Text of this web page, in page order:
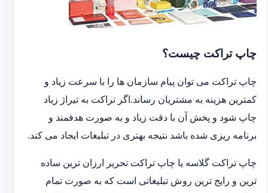
چاپ تراکت چیست؟
چاپ تراکت می توان پیام سازمان ها را با سرعت زیاد و
کمترین هزینه به مشتریان رساند.اگر تراکت به تیراژ زیاد
چاپ شود و پخش آن با دقت زیاد و به صورت هدفمند و
برنامه ریزی شده باشد نتیجه بهتری در تبلیغات ایجاد می کند.
چاپ تراکت گلاسه یا چاپ تراکت تحریر ارزان ترین ساده
ترین و رایج ترین روش تبلیغاتی است که به صورت تمام